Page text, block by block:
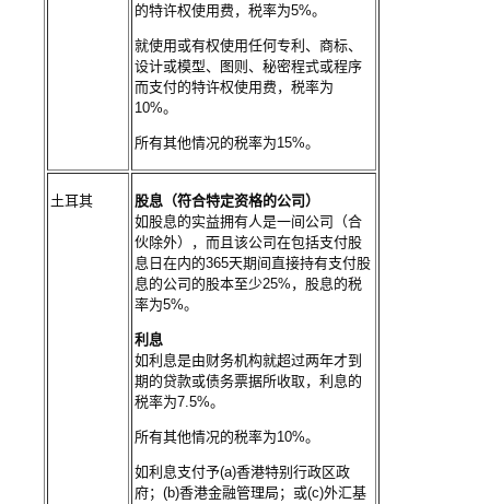
的特许权使用费，税率为5%。
就使用或有权使用任何专利、商标、
设计或模型、图则、秘密程式或程序
而支付的特许权使用费，税率为
10%。
所有其他情况的税率为15%。
土耳其
股息（符合特定资格的公司）
如股息的实益拥有人是一间公司（合
伙除外），而且该公司在包括支付股
息日在内的365天期间直接持有支付股
息的公司的股本至少25%，股息的税
率为5%。
利息
如利息是由财务机构就超过两年才到
期的贷款或债务票据所收取，利息的
税率为7.5%。
所有其他情况的税率为10%。
如利息支付予(a)香港特别行政区政
府；(b)香港金融管理局；或(c)外汇基